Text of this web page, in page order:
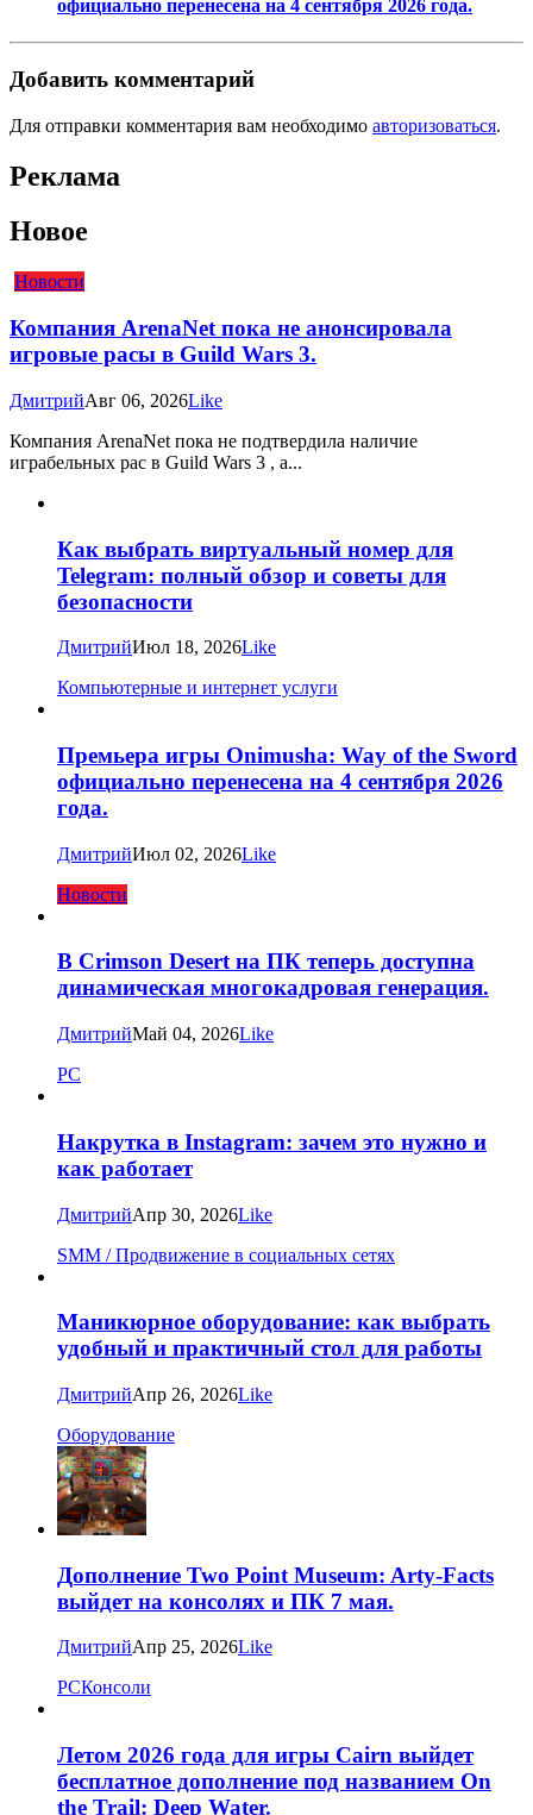
официально перенесена на 4 сентября 2026 года.
Добавить комментарий
Для отправки комментария вам необходимо авторизоваться.
Реклама
Новое
Новости
Компания ArenaNet пока не анонсировала
игровые расы в Guild Wars 3.
ДмитрийАвг 06, 2026Like
Компания ArenaNet пока не подтвердила наличие
играбельных рас в Guild Wars 3 , а...
Как выбрать виртуальный номер для
Telegram: полный обзор и советы для
безопасности
ДмитрийИюл 18, 2026Like
Компьютерные и интернет услуги
Премьера игры Onimusha: Way of the Sword
официально перенесена на 4 сентября 2026
года.
ДмитрийИюл 02, 2026Like
Новости
В Crimson Desert на ПК теперь доступна
динамическая многокадровая генерация.
ДмитрийМай 04, 2026Like
PC
Накрутка в Instagram: зачем это нужно и
как работает
ДмитрийАпр 30, 2026Like
SMM / Продвижение в социальных сетях
Маникюрное оборудование: как выбрать
удобный и практичный стол для работы
ДмитрийАпр 26, 2026Like
Оборудование
Дополнение Two Point Museum: Arty-Facts
выйдет на консолях и ПК 7 мая.
ДмитрийАпр 25, 2026Like
PCКонсоли
Летом 2026 года для игры Cairn выйдет
бесплатное дополнение под названием On
the Trail: Deep Water.